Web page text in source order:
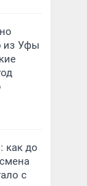
из Уфы
как до
с